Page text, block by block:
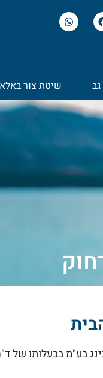
שיטת צור
בע"מ בבעלותו של